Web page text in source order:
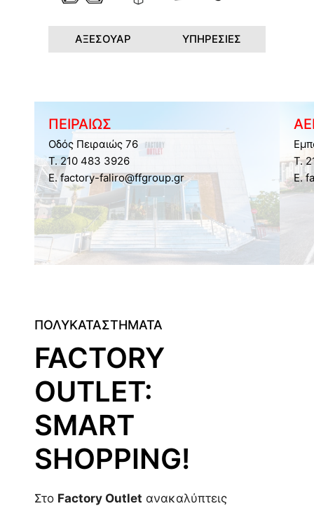
ΑΞΕΣΟΥΑΡ ΥΠΗΡΕΣΙΕΣ
ΠΟΛΥΚΑΤΑΣΤΗΜΑΤΑ
FACTORY
OUTLET:
SMART
SHOPPING!
Στο Factory Outlet ανακαλύπτεις
ΠΕΙΡΑΙΩΣ
Οδός Πειραιώς 76
Τ. 210 483 3926
E. factory-faliro@ffgroup.gr
Τ.
E.